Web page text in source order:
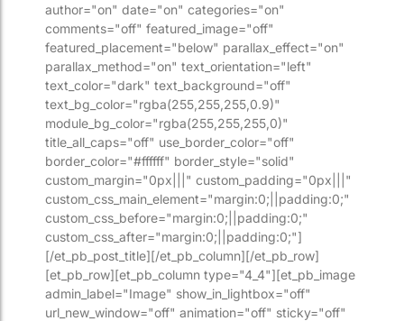
author="on" date="on" categories="on"
comments="off" featured_image="off"
featured_placement="below" parallax_effect="on"
parallax_method="on" text_orientation="left"
text_color="dark" text_background="off"
text_bg_color="rgba(255,255,255,0.9)"
module_bg_color="rgba(255,255,255,0)"
title_all_caps="off" use_border_color="off"
border_color="#ffffff" border_style="solid"
custom_margin="0px|||" custom_padding="0px|||"
custom_css_main_element="margin:0;||padding:0;"
custom_css_before="margin:0;||padding:0;"
custom_css_after="margin:0;||padding:0;"]
[/et_pb_post_title][/et_pb_column][/et_pb_row]
[et_pb_row][et_pb_column type="4_4"][et_pb_image
admin_label="Image" show_in_lightbox="off"
url_new_window="off" animation="off" sticky="off"